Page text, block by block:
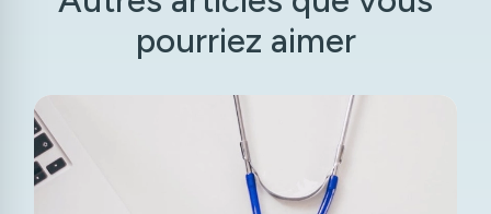
pourriez aimer